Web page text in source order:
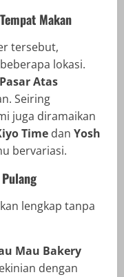
Makan
tersebut,
lokasi.
Pasar Atas
Seiring
juga diramaikan
Time dan Yosh
bervariasi.
lengkap tanpa
Mau Bakery
dengan